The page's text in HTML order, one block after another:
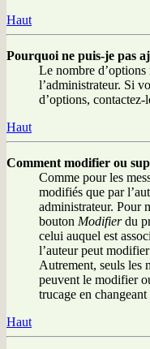
Haut
Pourquoi ne puis-je pas
Le nombre
l’administrateur. Si
d’options, contactez-
Haut
Comment modifier ou
Comme pour les
modifiés que par
administrateur. Pour
bouton Modifierdu
celui auquel est
l’auteur peut
Autrement, seuls les
peuvent le modifier
trucage en
Haut